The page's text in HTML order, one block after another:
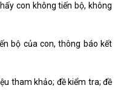
con không tiến bộ, không
bộ của con, thông báo kết
tham khảo; đề kiểm tra; đề